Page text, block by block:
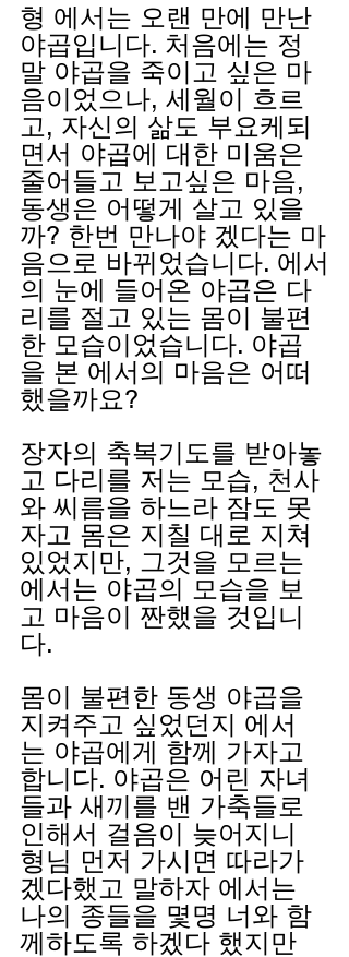
형 에서는 오랜 만에 만난
야곱입니다. 처음에는 정
말 야곱을 죽이고 싶은 마
음이었으나, 세월이 흐르
고, 자신의 삶도 부요케되
면서 야곱에 대한 미움은
줄어들고 보고싶은 마음,
동생은 어떻게 살고 있을
까? 한번 만나야 겠다는 마
음으로 바뀌었습니다. 에서
의 눈에 들어온 야곱은 다
리를 절고 있는 몸이 불편
한 모습이었습니다. 야곱
을 본 에서의 마음은 어떠
했을까요?
장자의 축복기도를 받아놓
고 다리를 저는 모습, 천사
와 씨름을 하느라 잠도 못
자고 몸은 지칠 대로 지쳐
있었지만, 그것을 모르는
에서는 야곱의 모습을 보
고 마음이 짠했을 것입니
다.
몸이 불편한 동생 야곱을
지켜주고 싶었던지 에서
는 야곱에게 함께 가자고
합니다. 야곱은 어린 자녀
들과 새끼를 밴 가축들로
인해서 걸음이 늦어지니
형님 먼저 가시면 따라가
겠다했고 말하자 에서는
나의 종들을 몇명 너와 함
께하도록 하겠다 했지만